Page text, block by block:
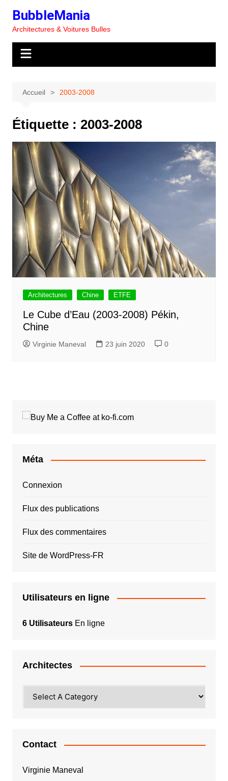
contenu
BubbleMania
Architectures & Voitures Bulles
Accueil 2003-2008
Étiquette : 2003-2008
Architectures Chine ETFE
Le Cube d’Eau (2003-2008) Pékin,
Chine
Virginie Maneval 23 juin 2020 0
Méta
Connexion
Flux des publications
Flux des commentaires
Site de WordPress-FR
Utilisateurs en ligne
6 UtilisateursEn ligne
Architectes
Contact
Virginie Maneval